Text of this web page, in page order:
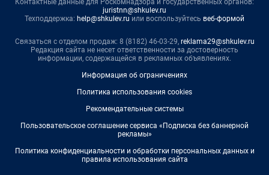
juristnn@shkulev.ru
Техподдержка: help@shkulev.ru или воспользуйтесь веб-формой
Связаться с отделом продаж: 8 (8182) 46-03-29, reklama29@shkulev.ru
Редакция сайта не несет ответственности за достоверность
информации, содержащейся в рекламных объявлениях.
Информация об ограничениях
Политика использования cookies
Рекомендательные системы
Пользовательское соглашение сервиса «Подписка без баннерной
рекламы»
Политика конфиденциальности и обработки персональных данных и
правила использования сайта